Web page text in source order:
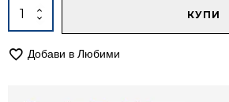
количество
за
67см
КУПИ
Добави в Любими